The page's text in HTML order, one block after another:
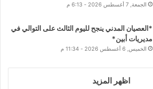
الجمعة, 7 أغسطس 2026 - 6:13 م
*العصيان المدني ينجح لليوم الثالث على التوالي في
مديريات أبين*
الخميس, 6 أغسطس 2026 - 11:34 م
اظهر المزيد